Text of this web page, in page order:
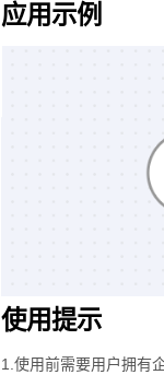
应用示例
使用提示
1.使用前需要用户拥有